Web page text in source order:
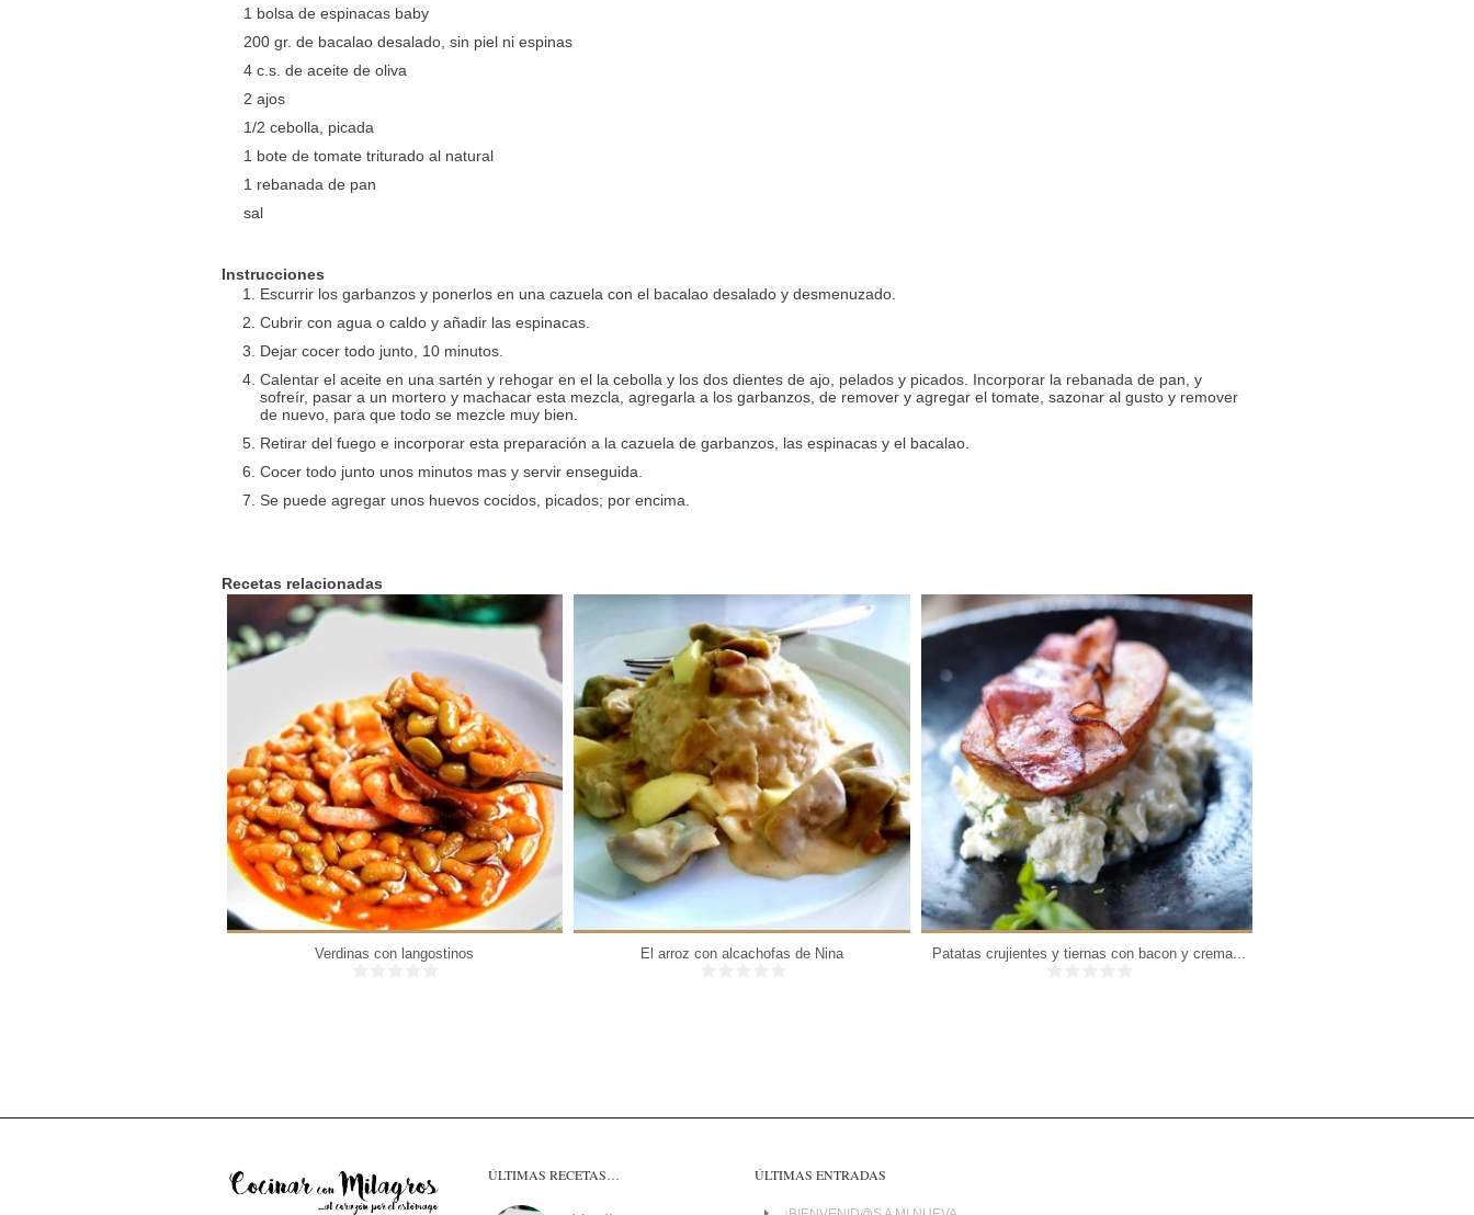
1 bolsa de espinacas baby
200 gr. de bacalao desalado, sin piel ni espinas
4 c.s. de aceite de oliva
2 ajos
1/2 cebolla, picada
1 bote de tomate triturado al natural
1 rebanada de pan
sal
Instrucciones
Escurrir los garbanzos y ponerlos en una cazuela con el bacalao desalado y desmenuzado.
Cubrir con agua o caldo y añadir las espinacas.
Dejar cocer todo junto, 10 minutos.
Calentar el aceite en una sartén y rehogar en el la cebolla y los dos dientes de ajo, pelados y picados. Incorporar la rebanada de pan, y
sofreír, pasar a un mortero y machacar esta mezcla, agregarla a los garbanzos, de remover y agregar el tomate, sazonar al gusto y remover
de nuevo, para que todo se mezcle muy bien.
Retirar del fuego e incorporar esta preparación a la cazuela de garbanzos, las espinacas y el bacalao.
Cocer todo junto unos minutos mas y servir enseguida.
Se puede agregar unos huevos cocidos, picados; por encima.
Recetas relacionadas
6 personas
Verdinas con langostinos
4 personas
40 Min
El arroz con alcachofas de Nina
6 personas
40 Min
Patatas crujientes y tiernas con bacon y crema...
ÚLTIMAS RECETAS… ÚLTIMAS ENTRADAS